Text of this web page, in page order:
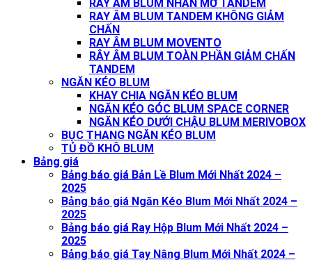
RAY ÂM BLUM NHẤN MỞ TANDEM
RAY ÂM BLUM TANDEM KHÔNG GIẢM
CHẤN
RAY ÂM BLUM MOVENTO
RÂY ÂM BLUM TOÀN PHẦN GIẢM CHẤN
TANDEM
NGĂN KÉO BLUM
KHAY CHIA NGĂN KÉO BLUM
NGĂN KÉO GÓC BLUM SPACE CORNER
NGĂN KÉO DƯỚI CHẬU BLUM MERIVOBOX
BỤC THANG NGĂN KÉO BLUM
TỦ ĐỒ KHÔ BLUM
Bảng giá
Bảng báo giá Bản Lề Blum Mới Nhất 2024 –
2025
Bảng báo giá Ngăn Kéo Blum Mới Nhất 2024 –
2025
Bảng báo giá Ray Hộp Blum Mới Nhất 2024 –
2025
Bảng báo giá Tay Nâng Blum Mới Nhất 2024 –